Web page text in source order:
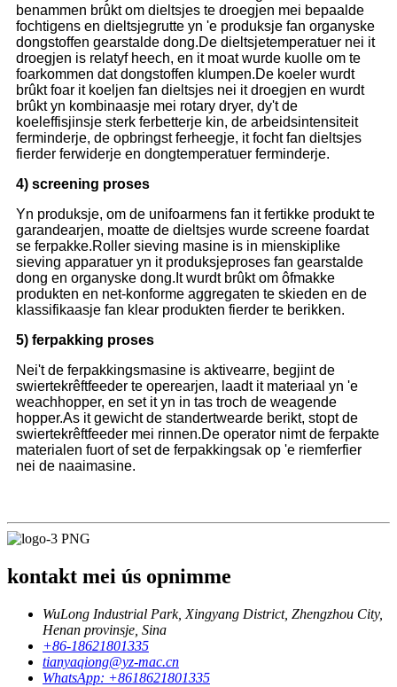
benammen brûkt om dieltsjes te droegjen mei bepaalde
fochtigens en dieltsjegrutte yn 'e produksje fan organyske
dongstoffen gearstalde dong.De dieltsjetemperatuer nei it
droegjen is relatyf heech, en it moat wurde kuolle om te
foarkommen dat dongstoffen klumpen.De koeler wurdt
brûkt foar it koeljen fan dieltsjes nei it droegjen en wurdt
brûkt yn kombinaasje mei rotary dryer, dy't de
koeleffisjinsje sterk ferbetterje kin, de arbeidsintensiteit
ferminderje, de opbringst ferheegje, it focht fan dieltsjes
fierder ferwiderje en dongtemperatuer ferminderje.
4) screening proses
Yn produksje, om de unifoarmens fan it fertikke produkt te
garandearjen, moatte de dieltsjes wurde screene foardat
se ferpakke.Roller sieving masine is in mienskiplike
sieving apparatuer yn it produksjeproses fan gearstalde
dong en organyske dong.It wurdt brûkt om ôfmakke
produkten en net-konforme aggregaten te skieden en de
klassifikaasje fan klear produkten fierder te berikken.
5) ferpakking proses
Nei't de ferpakkingsmasine is aktivearre, begjint de
swiertekrêftfeeder te operearjen, laadt it materiaal yn 'e
weachhopper, en set it yn in tas troch de weagende
hopper.As it gewicht de standertwearde berikt, stopt de
swiertekrêftfeeder mei rinnen.De operator nimt de ferpakte
materialen fuort of set de ferpakkingsak op 'e riemferfier
nei de naaimasine.
kontakt mei ús opnimme
WuLong Industrial Park, Xingyang District, Zhengzhou City,
Henan provinsje, Sina
+86-18621801335
tianyaqiong@yz-mac.cn
WhatsApp: +8618621801335